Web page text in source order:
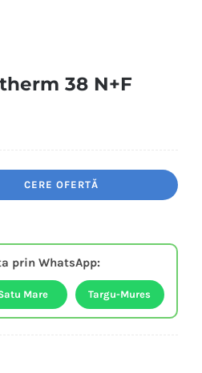
38 N+F
CERE OFERTĂ
prin WhatsApp:
Mare Targu-Mures